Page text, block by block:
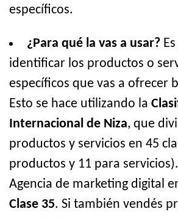
específicos.
¿Para qué la vas a usar?
identificar los productos o
específicos que vas a ofrecer
Esto se hace utilizando la
Internacional de Niza, que
productos y servicios en 45
productos y 11 para
Agencia de marketing digital
Clase 35. Si también vendés